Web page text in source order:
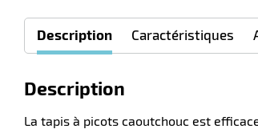
Description Caractéristiques
Description
La tapis à picots caoutchouc est